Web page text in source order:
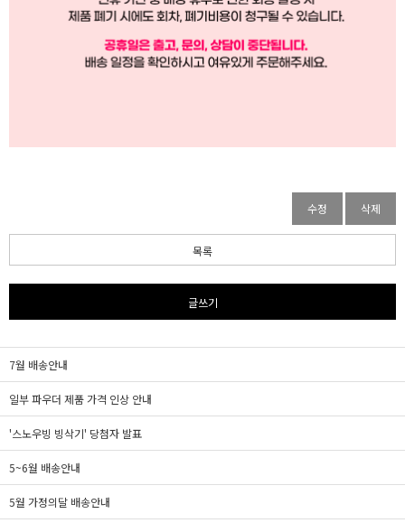
수정 삭제
목록
글쓰기
7월 배송안내
일부 파우더 제품 가격 인상 안내
'스노우빙 빙삭기' 당첨자 발표
5~6월 배송안내
5월 가정의달 배송안내